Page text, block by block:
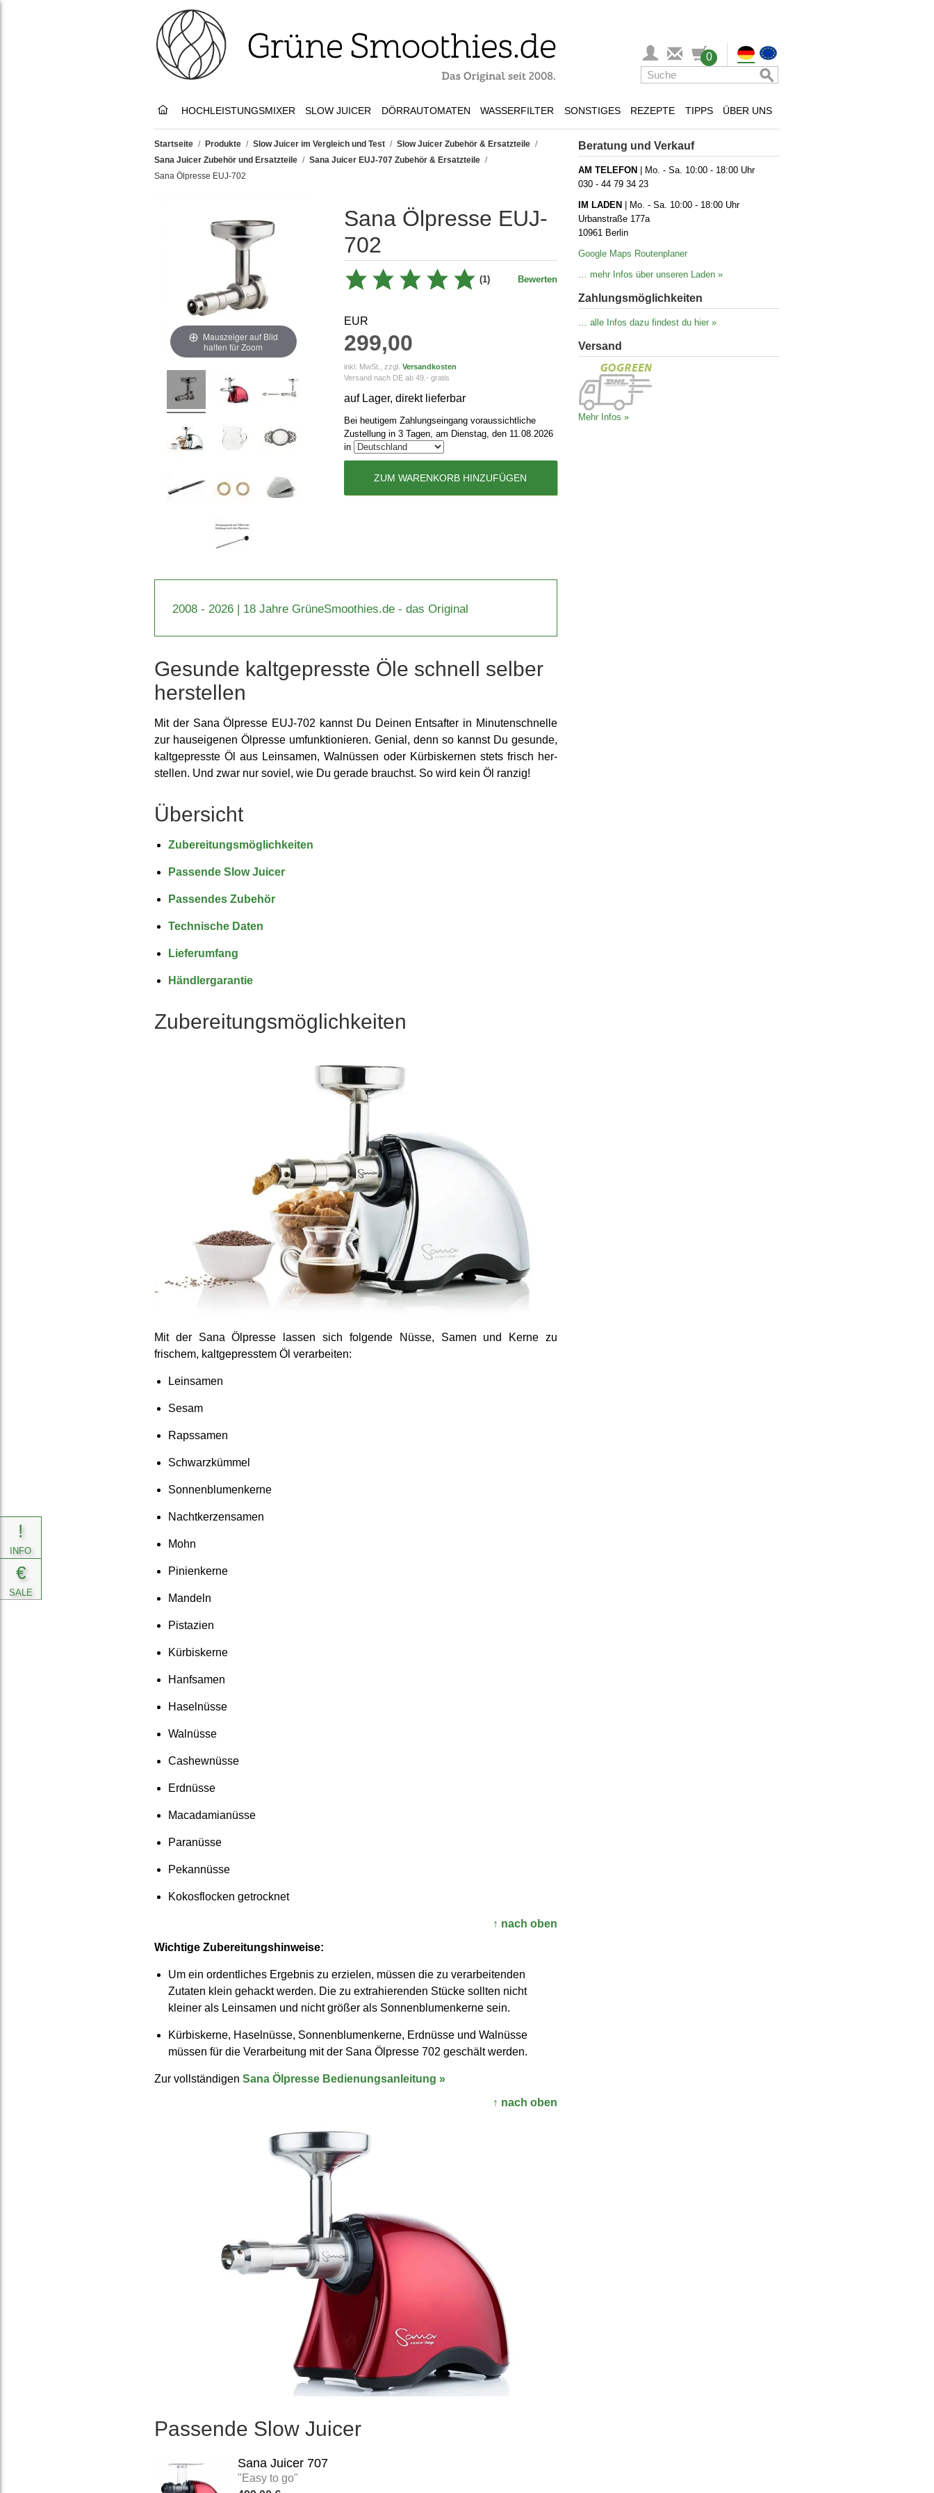
!
INFO
€
SALE
0
HOCHLEISTUNGSMIXER SLOW JUICER DÖRRAUTOMATEN WASSERFILTER SONSTIGES REZEPTE TIPPS ÜBER UNS
Startseite / Produkte / Slow Juicer im Vergleich und Test / Slow Juicer Zubehör & Ersatzteile /
Sana Juicer Zubehör und Ersatzteile / Sana Juicer EUJ-707 Zubehör & Ersatzteile /
Sana Ölpresse EUJ-702
Mauszeiger auf Bild
halten für Zoom
Sana Ölpresse EUJ-
702
(1) Bewerten
EUR
299,00
inkl. MwSt., zzgl. Versandkosten
Versand nach DE ab 49.- gratis
auf Lager, direkt lieferbar
Bei heutigem Zahlungseingang voraussichtliche
Zustellung in 3 Tagen, am Dienstag, den 11.08.2026
in
ZUM WARENKORB HINZUFÜGEN
2008 - 2026 | 18 Jahre GrüneSmoothies.de - das Original
Gesunde kalt­gepresste Öle schnell selber
her­stellen
Mit der Sana Ölpresse EUJ-702 kannst Du Deinen Entsafter in Minuten­schnelle
zur haus­eigenen Ölpresse um­funktio­nieren. Genial, denn so kannst Du gesunde,
kalt­gepresste Öl aus Leinsamen, Walnüssen oder Kürbis­kernen stets frisch her­
stellen. Und zwar nur soviel, wie Du gerade brauchst. So wird kein Öl ranzig!
Übersicht
Zuberei­tungs­möglich­keiten
Passende Slow Juicer
Passendes Zubehör
Tech­nische Daten
Liefer­umfang
Händler­garantie
Zuberei­tungs­möglich­keiten
Mit der Sana Ölpresse lassen sich folgende Nüsse, Samen und Kerne zu
frischem, kalt­gepress­tem Öl ver­arbeiten:
Leinsamen
Sesam
Rapssamen
Schwarz­kümmel
Sonnen­blumen­kerne
Nacht­kerzen­samen
Mohn
Pinien­kerne
Mandeln
Pistazien
Kürbis­kerne
Hanfsamen
Hasel­nüsse
Walnüsse
Cashew­nüsse
Erdnüsse
Maca­damia­nüsse
Paranüsse
Pekan­nüsse
Kokos­flocken ge­trocknet
↑ nach oben
Wichtige Zuberei­tungs­hinweise:
Um ein ordent­liches Er­gebnis zu er­zielen, müssen die zu ver­arbeiten­den
Zutaten klein gehackt werden. Die zu extra­hieren­den Stücke sollten nicht
kleiner als Leinsamen und nicht größer als Sonnen­blumen­kerne sein.
Kürbis­kerne, Hasel­nüsse, Sonnen­blumen­kerne, Erdnüsse und Walnüsse
müssen für die Ver­arbei­tung mit der Sana Ölpresse 702 geschält werden.
Zur vollständigen Sana Ölpresse Bedienungsanleitung »
↑ nach oben
Passende Slow Juicer
Sana Juicer 707
"Easy to go"
Beratung und Verkauf
AM TELEFON | Mo. - Sa. 10:00 - 18:00 Uhr
030 - 44 79 34 23
IM LADEN | Mo. - Sa. 10:00 - 18:00 Uhr
Urbanstraße 177a
10961 Berlin
Google Maps Routenplaner
… mehr Infos über unseren Laden »
Zahlungs­möglich­keiten
… alle Infos dazu findest du hier »
Versand
Mehr Infos »